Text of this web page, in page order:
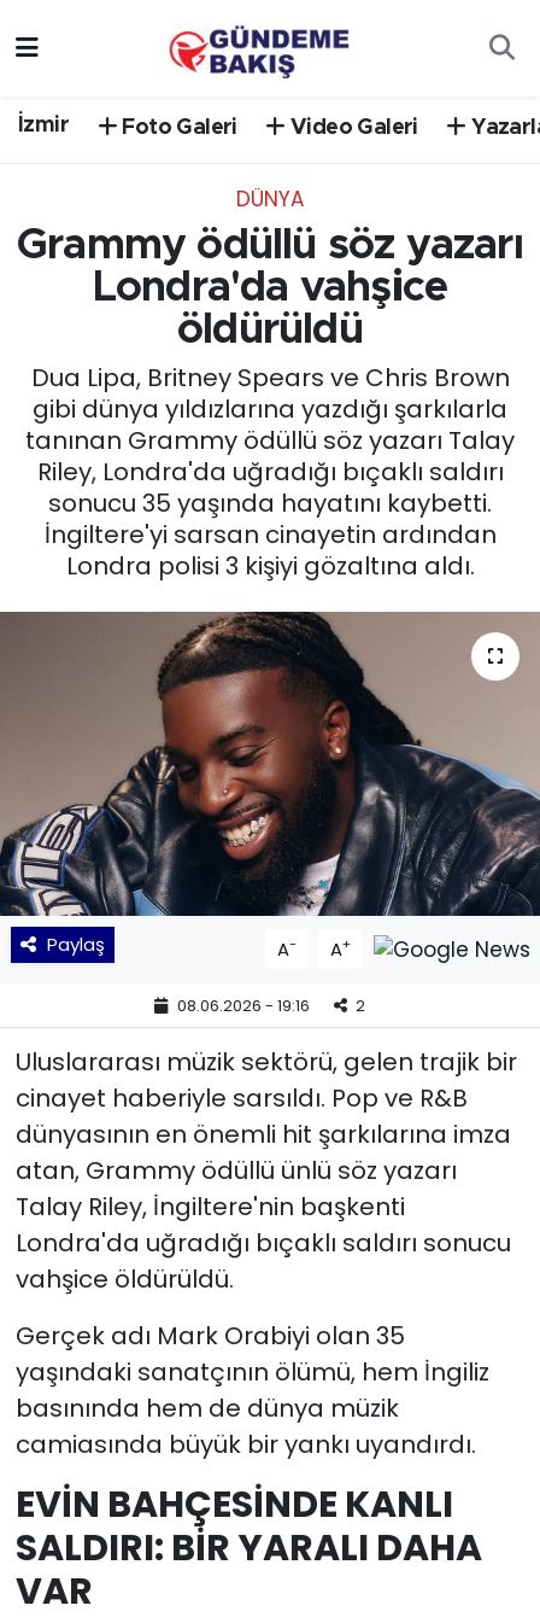
İzmir Foto Galeri Video Galeri
DÜNYA
Grammy ödüllü söz yazarı
Londra'da vahşice
öldürüldü
Dua Lipa, Britney Spears ve Chris Brown
gibi dünya yıldızlarına yazdığı şarkılarla
tanınan Grammy ödüllü söz yazarı Talay
Riley, Londra'da uğradığı bıçaklı saldırı
sonucu 35 yaşında hayatını kaybetti.
İngiltere'yi sarsan cinayetin ardından
Londra polisi 3 kişiyi gözaltına aldı.
Paylaş A- A+
08.06.2026 - 19:16 2
Uluslararası müzik sektörü, gelen trajik bir
cinayet haberiyle sarsıldı. Pop ve R&B
dünyasının en önemli hit şarkılarına imza
atan, Grammy ödüllü ünlü söz yazarı
Talay Riley, İngiltere'nin başkenti
Londra'da uğradığı bıçaklı saldırı sonucu
vahşice öldürüldü.
Gerçek adı Mark Orabiyi olan 35
yaşındaki sanatçının ölümü, hem İngiliz
basınında hem de dünya müzik
camiasında büyük bir yankı uyandırdı.
EVİN BAHÇESİNDE KANLI
SALDIRI: BİR YARALI DAHA
VAR
EGE
EKONOMİ
English News
GÜNCEL
KÜLTÜR SANAT
MAGAZİN
POLİTİKA
SAĞLIK
Siyaset
SPOR
TEKNOLOJİ
YEREL POLİTİKA
YEREL YÖNETİMLER
Yurt
Süper Lig Puan Durumu ve Fikstür
Tüm Manşetler
Son Dakika Haberleri
Haber Arşivi